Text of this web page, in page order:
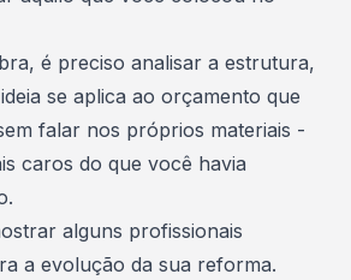
é preciso analisar a estrutura,
se aplica ao orçamento que
falar nos próprios materiais -
caros do que você havia
alguns profissionais
a evolução da sua reforma.